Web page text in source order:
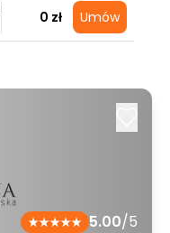
0 zł Umów
5.00/5